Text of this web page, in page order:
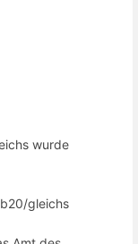
wurde
gleichs